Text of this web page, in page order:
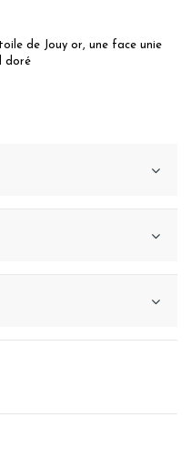
de Jouy or, une face unie
doré